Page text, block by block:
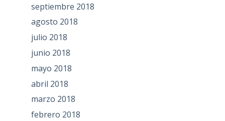
septiembre 2018
agosto 2018
julio 2018
junio 2018
mayo 2018
abril 2018
marzo 2018
febrero 2018